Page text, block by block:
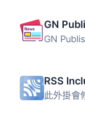
RSS